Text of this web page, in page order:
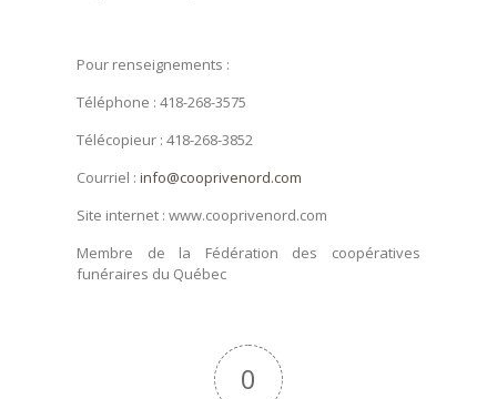
Pour renseignements :
Téléphone : 418-268-3575
Télécopieur : 418-268-3852
Courriel :info@cooprivenord.com
Site internet : www.cooprivenord.com
Membre de la Fédération des coopératives
funéraires du Québec
0